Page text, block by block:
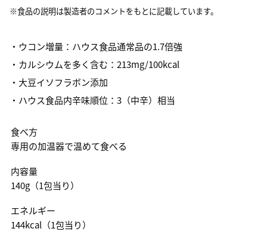
※食品の説明は製造者のコメントをもとに記載しています。
・ウコン増量：ハウス食品通常品の1.7倍強
・カルシウムを多く含む：213mg/100kcal
・大豆イソフラボン添加
・ハウス食品内辛味順位：3（中辛）相当
食べ方
専用の加温器で温めて食べる
内容量
140g（1包当り）
エネルギー
144kcal（1包当り）